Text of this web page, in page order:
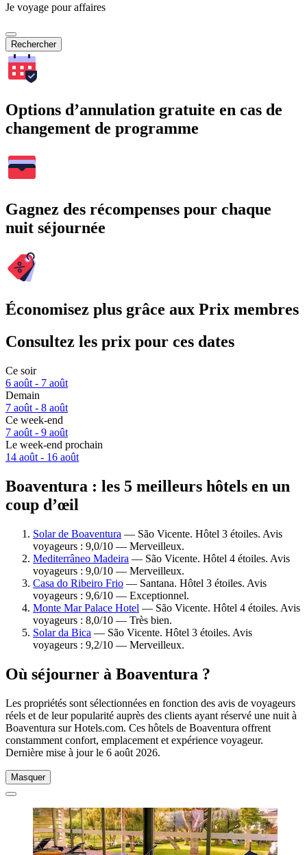
Je voyage pour affaires
Rechercher
Options d’annulation gratuite en cas de
changement de programme
Gagnez des récompenses pour chaque
nuit séjournée
Économisez plus grâce aux Prix membres
Consultez les prix pour ces dates
Ce soir
6 août - 7 août
Demain
7 août - 8 août
Ce week-end
7 août - 9 août
Le week-end prochain
14 août - 16 août
Boaventura : les 5 meilleurs hôtels en un
coup d’œil
Solar de Boaventura — São Vicente. Hôtel 3 étoiles. Avis
voyageurs : 9,0/10 — Merveilleux.
Mediterrâneo Madeira — São Vicente. Hôtel 4 étoiles. Avis
voyageurs : 9,0/10 — Merveilleux.
Casa do Ribeiro Frio — Santana. Hôtel 3 étoiles. Avis
voyageurs : 9,6/10 — Exceptionnel.
Monte Mar Palace Hotel — São Vicente. Hôtel 4 étoiles. Avis
voyageurs : 8,0/10 — Très bien.
Solar da Bica — São Vicente. Hôtel 3 étoiles. Avis
voyageurs : 9,2/10 — Merveilleux.
Où séjourner à Boaventura ?
Les propriétés sont sélectionnées en fonction des avis de voyageurs
réels et de leur popularité auprès des clients ayant réservé une nuit à
Boaventura sur Hotels.com. Ces hôtels de Boaventura offrent
constamment confort, emplacement et expérience voyageur.
Dernière mise à jour le 6 août 2026.
Masquer